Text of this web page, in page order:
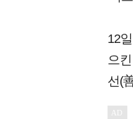
12
으
선(